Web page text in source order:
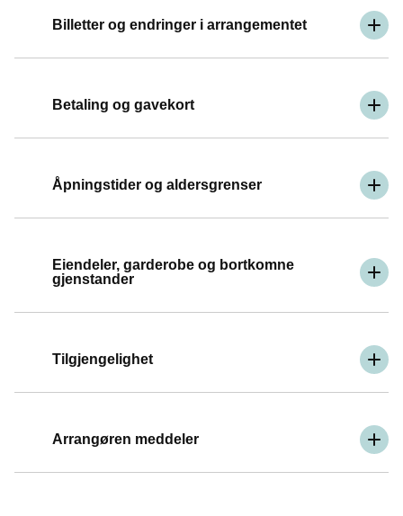
Billetter og endringer i arrangementet
Betaling og gavekort
Åpningstider og aldersgrenser
Eiendeler, garderobe og bortkomne
gjenstander
Tilgjengelighet
Arrangøren meddeler